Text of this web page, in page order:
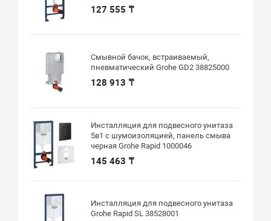
127 555 ₸
Смывной бачок, встраиваемый,
пневматический Grohe GD2 38825000
128 913 ₸
Инсталляция для подвесного унитаза
5в1 с шумоизоляцией, панель смыва
черная Grohe Rapid 1000046
145 463 ₸
Инсталляция для подвесного унитаза
Grohe Rapid SL 38528001